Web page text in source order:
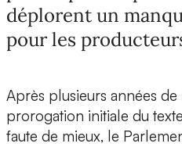
déplorent un
pour les
Après plusieurs années
prorogation initiale du
faute de mieux, le